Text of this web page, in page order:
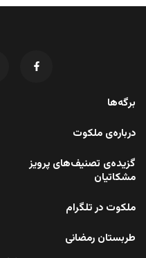
برگه‌ها
درباره‌ی ملکوت
گزیده‌ی تصنیف‌های پرویز
مشکاتیان
ملکوت در تلگرام
طربستان رمضانی